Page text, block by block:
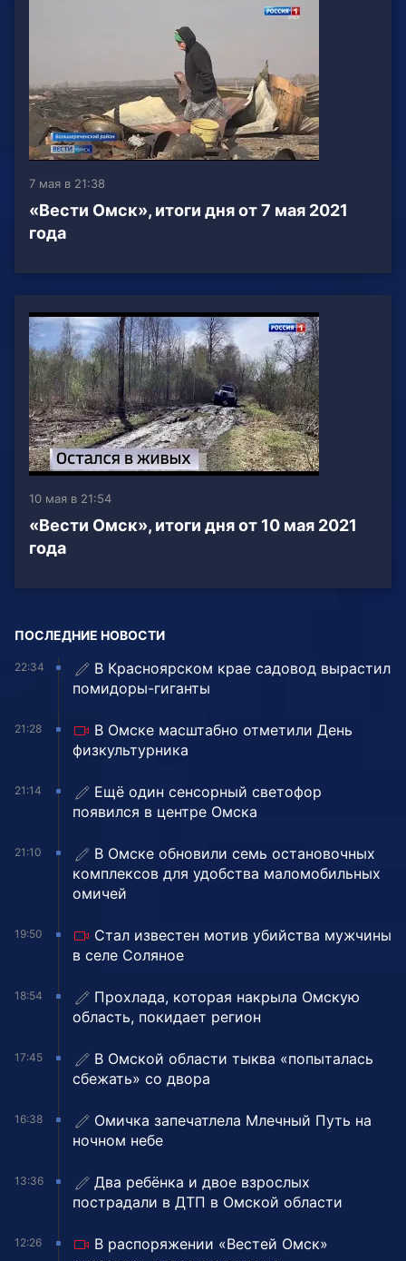
7 мая в 21:38
«Вести Омск», итоги дня от 7 мая 2021
года
10 мая в 21:54
«Вести Омск», итоги дня от 10 мая 2021
года
ПОСЛЕДНИЕ НОВОСТИ
22:34
В Красноярском крае садовод вырастил
помидоры-гиганты
21:28
В Омске масштабно отметили День
физкультурника
21:14
Ещё один сенсорный светофор
появился в центре Омска
21:10
В Омске обновили семь остановочных
комплексов для удобства маломобильных
омичей
19:50
Стал известен мотив убийства мужчины
в селе Соляное
18:54
Прохлада, которая накрыла Омскую
область, покидает регион
17:45
В Омской области тыква «попыталась
сбежать» со двора
16:38
Омичка запечатлела Млечный Путь на
ночном небе
13:36
Два ребёнка и двое взрослых
пострадали в ДТП в Омской области
12:26
В распоряжении «Вестей Омск»